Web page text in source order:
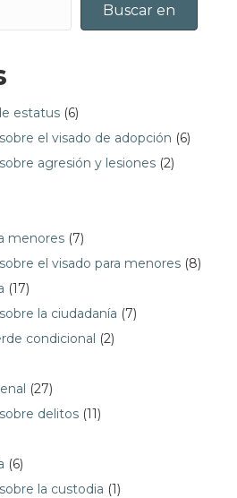
Buscar en
estatus (6)
el visado de adopción (6)
agresión y lesiones (2)
menores (7)
el visado para menores (8)
(17)
la ciudadanía (7)
condicional (2)
(27)
delitos (11)
(6)
la custodia (1)